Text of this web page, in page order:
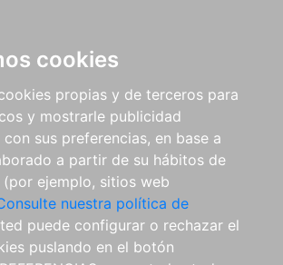
cookies
propias y de terceros para
y mostrarle publicidad
sus preferencias, en base a
a partir de su hábitos de
(por ejemplo, sitios web
nuestra política de
puede configurar o rechazar el
puslando en el botón